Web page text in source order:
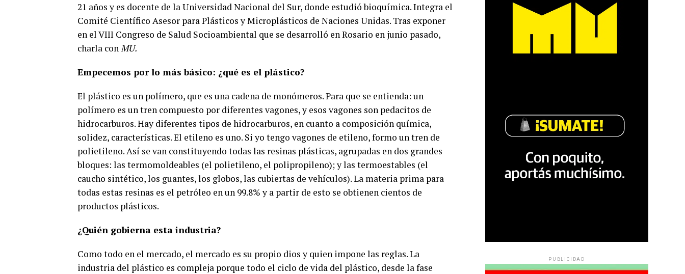
21 años y es docente de la Universidad Nacional del Sur, donde estudió bioquímica. Integra el
Comité Científico Asesor para Plásticos y Microplásticos de Naciones Unidas. Tras exponer
en el VIII Congreso de Salud Socioambiental que se desarrolló en Rosario en junio pasado,
charla con MU.
Empecemos por lo más básico: ¿qué es el plástico?
El plástico es un polímero, que es una cadena de monómeros. Para que se entienda: un
polímero es un tren compuesto por diferentes vagones, y esos vagones son pedacitos de
hidrocarburos. Hay diferentes tipos de hidrocarburos, en cuanto a composición química,
solidez, características. El etileno es uno. Si yo tengo vagones de etileno, formo un tren de
polietileno. Así se van constituyendo todas las resinas plásticas, agrupadas en dos grandes
bloques: las termomoldeables (el polietileno, el polipropileno); y las termoestables (el
caucho sintético, los guantes, los globos, las cubiertas de vehículos). La materia prima para
todas estas resinas es el petróleo en un 99.8% y a partir de esto se obtienen cientos de
productos plásticos.
¿Quién gobierna esta industria?
Como todo en el mercado, el mercado es su propio dios y quien impone las reglas. La
industria del plástico es compleja porque todo el ciclo de vida del plástico, desde la fase
PUBLICIDAD